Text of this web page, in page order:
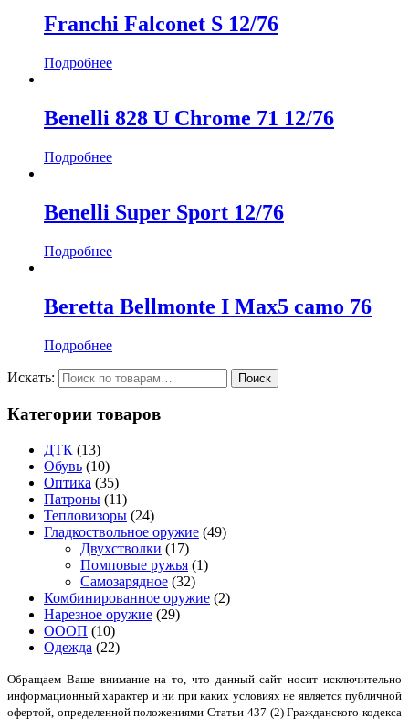
Franchi Falconet S 12/76
Подробнее
Benelli 828 U Chrome 71 12/76
Подробнее
Benelli Super Sport 12/76
Подробнее
Beretta Bellmonte I Max5 camo 76
Подробнее
Искать:
Категории товаров
ДТК (13)
Обувь (10)
Оптика (35)
Патроны (11)
Тепловизоры (24)
Гладкоствольное оружие (49)
Двухстволки (17)
Помповые ружья (1)
Самозарядное (32)
Комбинированное оружие (2)
Нарезное оружие (29)
ОООП (10)
Одежда (22)
Обращаем Ваше внимание на то, что данный сайт носит исключительно
информационный характер и ни при каких условиях не является публичной
офертой, определенной положениями Статьи 437 (2) Гражданского кодекса